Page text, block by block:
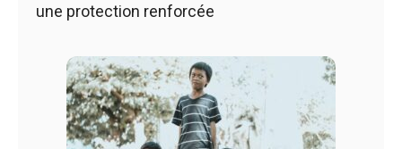
une protection renforcée